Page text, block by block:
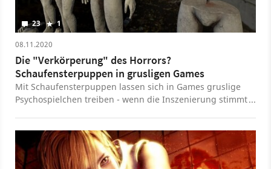
23 1
08.11.2020
Die "Verkörperung" des Horrors?
Schaufensterpuppen in grusligen Games
Mit Schaufensterpuppen lassen sich in Games gruslige
Psychospielchen treiben - wenn die Inszenierung stimmt